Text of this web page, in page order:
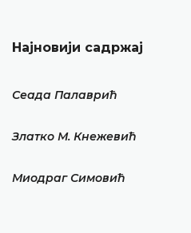
Најновији садржај
Сеада Палаврић
Златко М. Кнежевић
Миодраг Симовић